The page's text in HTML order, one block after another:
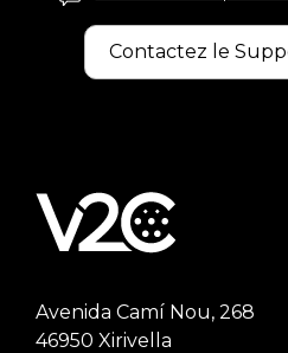
Contactez le
Avenida Camí Nou, 268
46950 Xirivella